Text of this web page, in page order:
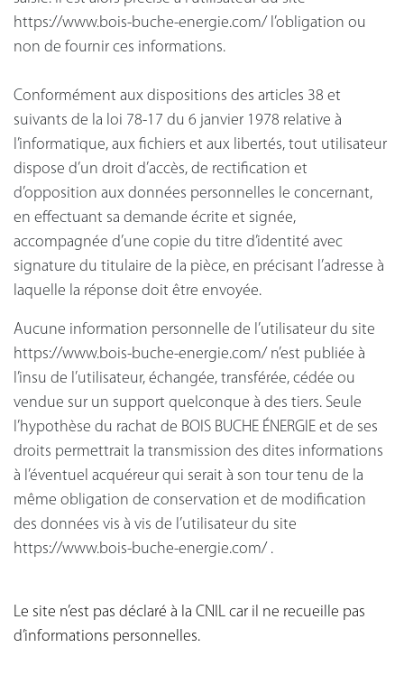
https://www.bois-buche-energie.com/ l’obligation ou
non de fournir ces informations.
Conformément aux dispositions des articles 38 et
suivants de la loi 78-17 du 6 janvier 1978 relative à
l’informatique, aux fichiers et aux libertés, tout utilisateur
dispose d’un droit d’accès, de rectification et
d’opposition aux données personnelles le concernant,
en effectuant sa demande écrite et signée,
accompagnée d’une copie du titre d’identité avec
signature du titulaire de la pièce, en précisant l’adresse à
laquelle la réponse doit être envoyée.
Aucune information personnelle de l’utilisateur du site
https://www.bois-buche-energie.com/ n’est publiée à
l’insu de l’utilisateur, échangée, transférée, cédée ou
vendue sur un support quelconque à des tiers. Seule
l’hypothèse du rachat de BOIS BUCHE ÉNERGIE et de ses
droits permettrait la transmission des dites informations
à l’éventuel acquéreur qui serait à son tour tenu de la
même obligation de conservation et de modification
des données vis à vis de l’utilisateur du site
https://www.bois-buche-energie.com/ .
Le site n’est pas déclaré à la CNIL car il ne recueille pas
d’informations personnelles.